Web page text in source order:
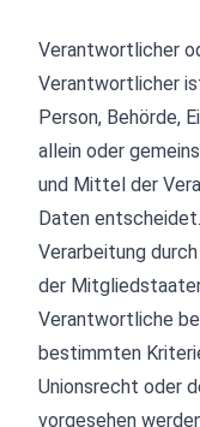
Verantwortlicher
Verantwortlicher
Person, Behörde,
allein oder
und Mittel der
Daten
Verarbeitung
der
Verantwortliche
bestimmten
Unionsrecht oder
vorgesehen